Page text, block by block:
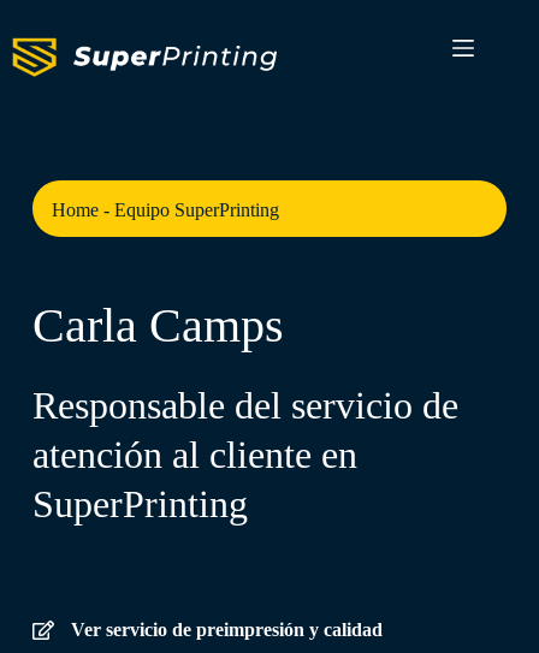
Home- Equipo SuperPrinting
Carla Camps
Responsable del servicio de
atención al cliente en
SuperPrinting
Ver servicio de preimpresión y calidad